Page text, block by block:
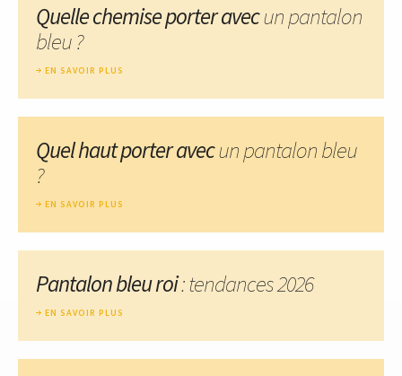
Quelle chemise porter avecun pantalon
bleu ?
EN SAVOIR PLUS
Quel haut porter avecun pantalon bleu
?
EN SAVOIR PLUS
Pantalon bleu roi: tendances 2026
EN SAVOIR PLUS